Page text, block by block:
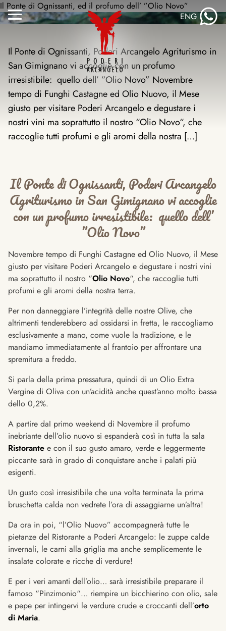
Salta
al
Attiva/disattiva
ENG
Il Ponte di Ognissanti, ed il profumo dell’ ”Olio Novo”
Il Ponte di Ognissanti, Poderi Arcangelo Agriturismo in
San Gimignano vi accoglie con un profumo
irresistibile: quello dell’ ”Olio Novo” Novembre
tempo di Funghi Castagne ed Olio Nuovo, il Mese
giusto per visitare Poderi Arcangelo e degustare i
nostri vini ma soprattutto il nostro “Olio Novo“, che
raccoglie tutti profumi e gli aromi della nostra […]
Il Ponte di Ognissanti, Poderi Arcangelo
Agriturismo in San Gimignano vi accoglie
con un profumo irresistibile: quello dell’
”Olio Novo”
Novembre tempo di Funghi Castagne ed Olio Nuovo, il Mese
giusto per visitare Poderi Arcangelo e degustare i nostri vini
ma soprattutto il nostro “Olio Novo“, che raccoglie tutti
profumi e gli aromi della nostra terra.
Per non danneggiare l’integrità delle nostre Olive, che
altrimenti tenderebbero ad ossidarsi in fretta, le raccogliamo
esclusivamente a mano, come vuole la tradizione, e le
mandiamo immediatamente al frantoio per affrontare una
spremitura a freddo.
Si parla della prima pressatura, quindi di un Olio Extra
Vergine di Oliva con un’acidità anche quest’anno molto bassa
dello 0,2%.
A partire daI primo weekend di Novembre il profumo
inebriante dell’olio nuovo si espanderà così in tutta la sala
Ristorante e con il suo gusto amaro, verde e leggermente
piccante sarà in grado di conquistare anche i palati più
esigenti.
Un gusto così irresistibile che una volta terminata la prima
bruschetta calda non vedrete l’ora di assaggiarne un’altra!
Da ora in poi, “l’Olio Nuovo” accompagnerà tutte le
pietanze del Ristorante a Poderi Arcangelo: le zuppe calde
invernali, le carni alla griglia ma anche semplicemente le
insalate colorate e ricche di verdure!
E per i veri amanti dell’olio… sarà irresistibile preparare il
famoso “Pinzimonio“… riempire un bicchierino con olio, sale
e pepe per intingervi le verdure crude e croccanti dell’orto
di Maria.